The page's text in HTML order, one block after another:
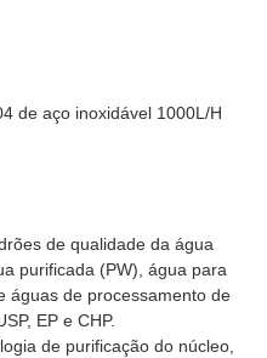
de aço inoxidável 1000L/H
de qualidade da água
purificada (PW), água para
águas de processamento de
EP e CHP.
de purificação do núcleo,